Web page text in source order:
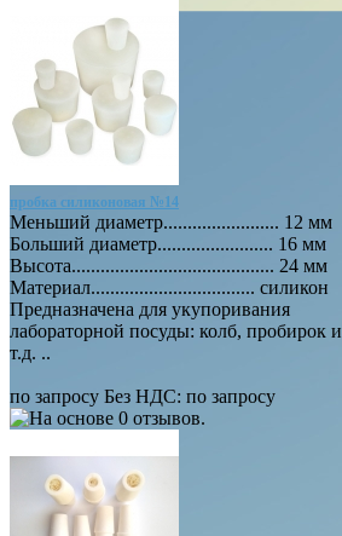
пробка силиконовая №14
Меньший диаметр........................ 12 мм
Больший диаметр........................ 16 мм
Высота.......................................... 24 мм
Материал.................................. силикон
Предназначена для укупоривания
лабораторной посуды: колб, пробирок и
т.д. ..
по запросу Без НДС: по запросу